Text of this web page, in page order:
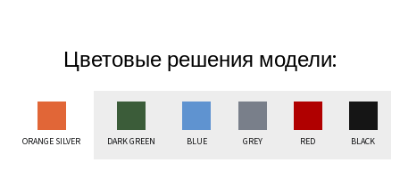
Цветовые решения модели:
ORANGE SILVER DARK GREEN BLUE GREY RED BLACK